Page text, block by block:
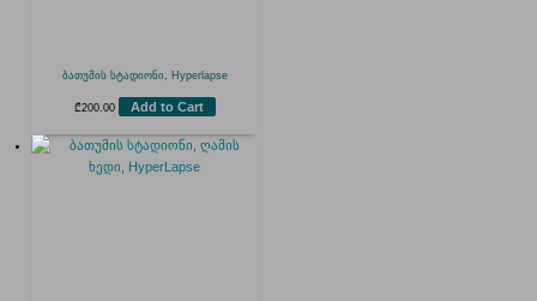
ბათუმის სტადიონი, Hyperlapse
₾200.00 Add to Cart